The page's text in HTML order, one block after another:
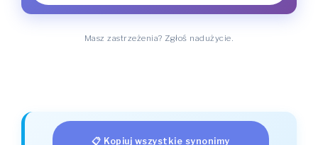
Masz zastrzeżenia? Zgłoś nadużycie.
📋 Kopiuj wszystkie synonimy